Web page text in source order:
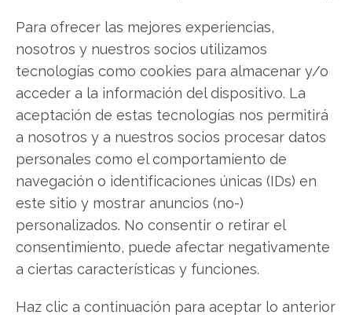
Para ofrecer las mejores experiencias,
nosotros y nuestros socios utilizamos
tecnologías como cookies para almacenar y/o
acceder a la información del dispositivo. La
aceptación de estas tecnologías nos permitirá
a nosotros y a nuestros socios procesar datos
personales como el comportamiento de
navegación o identificaciones únicas (IDs) en
este sitio y mostrar anuncios (no-)
personalizados. No consentir o retirar el
consentimiento, puede afectar negativamente
a ciertas características y funciones.
Haz clic a continuación para aceptar lo anterior
Compartir este artículo
Twitter
Facebook
Copiar enlace